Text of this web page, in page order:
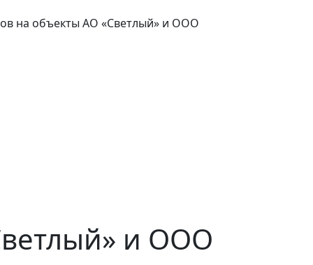
на объекты АО «Светлый» и ООО
и ООО